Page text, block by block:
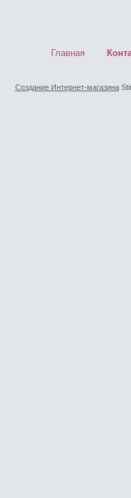
Главная
Создание Интернет-магазина